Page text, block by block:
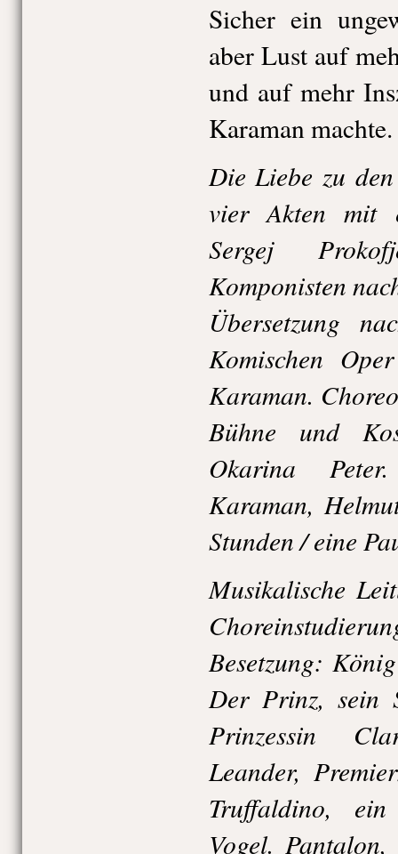
Sicher ein
aber Lust auf
und auf mehr
Karaman machte.
Die Liebe zu
vier Akten mit
Sergej
Komponisten
Übersetzung
Komischen
Karaman.
Bühne und
Okarina
Karaman,
Stunden / eine
Musikalische
Besetzung:
Der Prinz, sein
Prinzessin
Leander,
Truffaldino,
Vogel.